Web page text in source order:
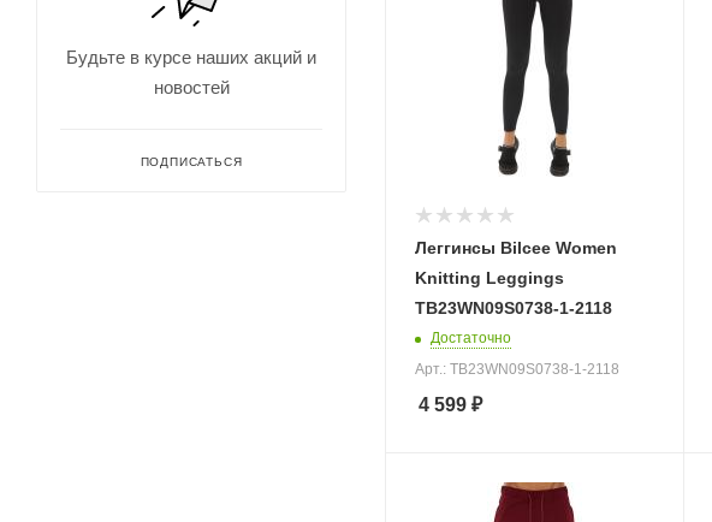
Леггинсы Bilcee Women
Knitting Leggings
TB23WN09S0738-1-2118
Достаточно
Арт.: TB23WN09S0738-1-2118
4 599 ₽
Будьте в курсе наших акций и
новостей
ПОДПИСАТЬСЯ